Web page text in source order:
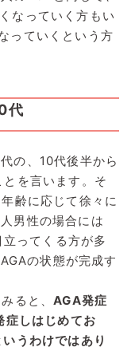
なっていく方もい
っていくという方
代
の、10代後半から
を言います。そ
齢に応じて徐々に
男性の場合には
ってくる方が多
の状態が完成す
ると、AGA発症
症しはじめてお
うわけではあり